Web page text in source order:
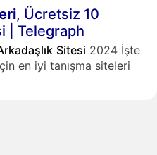
, Ücretsiz 10
| Telegraph
Sitesi 2024 İşte
en iyi tanışma siteleri